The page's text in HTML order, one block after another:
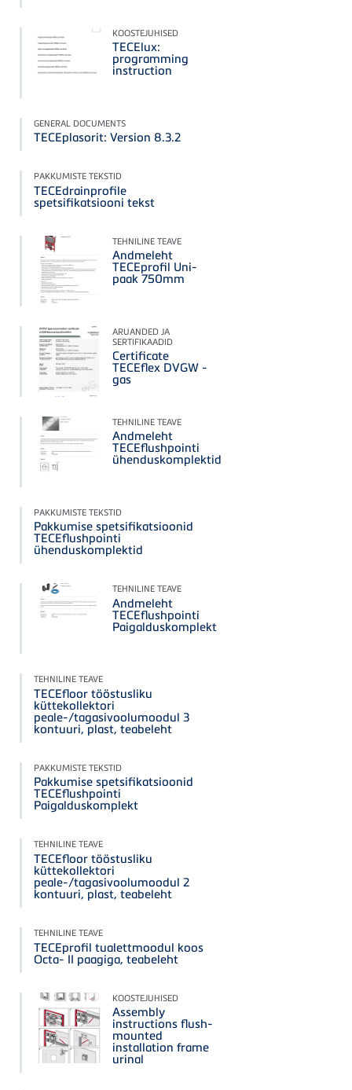
KOOSTEJUHISED
TECElux:
programming
instruction
GENERAL DOCUMENTS
TECEplasorit: Version 8.3.2
PAKKUMISTE TEKSTID
TECEdrainprofile
spetsifikatsiooni tekst
TEHNILINE TEAVE
Andmeleht
TECEprofil Uni-
paak 750mm
ARUANDED JA
SERTIFIKAADID
Certificate
TECEflex DVGW -
gas
TEHNILINE TEAVE
Andmeleht
TECEflushpointi
ühenduskomplektid
PAKKUMISTE TEKSTID
Pakkumise spetsifikatsioonid
TECEflushpointi
ühenduskomplektid
TEHNILINE TEAVE
Andmeleht
TECEflushpointi
Paigalduskomplekt
TEHNILINE TEAVE
TECEfloor tööstusliku
küttekollektori
peale-/tagasivoolumoodul 3
kontuuri, plast, teabeleht
PAKKUMISTE TEKSTID
Pakkumise spetsifikatsioonid
TECEflushpointi
Paigalduskomplekt
TEHNILINE TEAVE
TECEfloor tööstusliku
küttekollektori
peale-/tagasivoolumoodul 2
kontuuri, plast, teabeleht
TEHNILINE TEAVE
TECEprofil tualettmoodul koos
Octa- II paagiga, teabeleht
KOOSTEJUHISED
Assembly
instructions flush-
mounted
installation frame
urinal